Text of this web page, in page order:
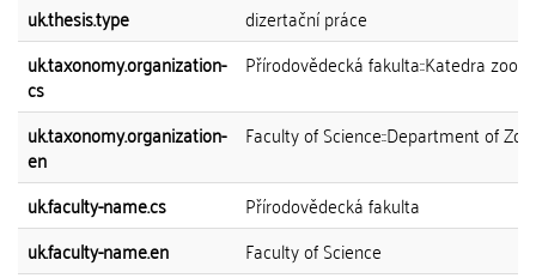
uk.thesis.type
dizertační práce
uk.taxonomy.organization-
cs
Přírodovědecká fakulta::Katedra
uk.taxonomy.organization-
en
Faculty of Science::Department of
uk.faculty-name.cs
Přírodovědecká fakulta
uk.faculty-name.en
Faculty of Science